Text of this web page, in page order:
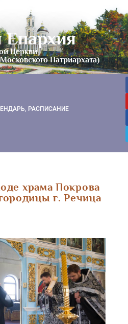
Епархия
Церкви
Патриархата)
РАСПИСАНИЕ
храма Покрова
г. Речица